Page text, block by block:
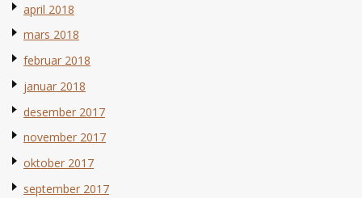
april 2018
mars 2018
februar 2018
januar 2018
desember 2017
november 2017
oktober 2017
september 2017